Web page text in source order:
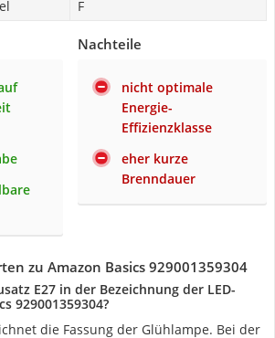
F
Nachteile
nicht optimale
Energie-
Effizienzklasse
eher kurze
Brenndauer
zu Amazon Basics 929001359304
E27 in der Bezeichnung der LED-
929001359304?
die Fassung der Glühlampe. Bei der